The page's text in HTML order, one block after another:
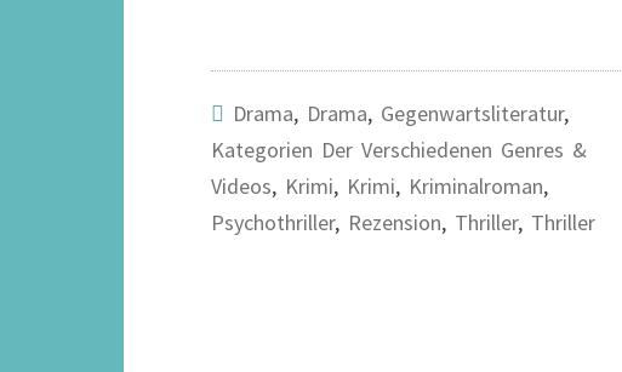
Drama, Drama, Gegenwartsliteratur,
Kategorien Der Verschiedenen Genres &
Videos, Krimi, Krimi, Kriminalroman,
Psychothriller, Rezension, Thriller, Thriller